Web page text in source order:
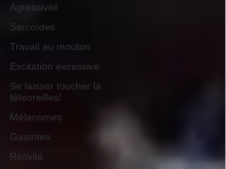
Agressivité
Sarcoïdes
Travail au mouton
Excitation excessive
Se laisser toucher la
têteoreilles/
Mélanomes
Gastrites
Rétivité